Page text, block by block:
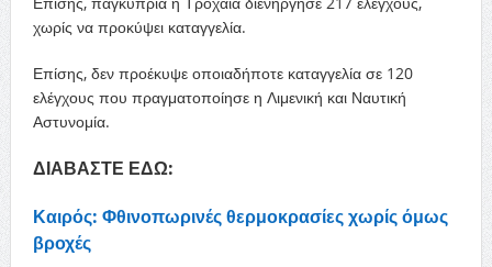
χωρίς να προκύψει καταγγελία.
Επίσης, δεν προέκυψε οποιαδήποτε καταγγελία σε 120
ελέγχους που πραγματοποίησε η Λιμενική και Ναυτική
Αστυνομία.
ΔΙΑΒΑΣΤΕ ΕΔΩ:
Καιρός: Φθινοπωρινές θερμοκρασίες χωρίς όμως
βροχές